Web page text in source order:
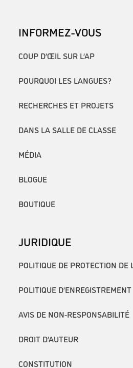
INFORMEZ-VOUS
COUP D’ŒIL SUR L’AP
POURQUOI LES LANGUES?
RECHERCHES ET PROJETS
DANS LA SALLE DE CLASSE
MÉDIA
BLOGUE
BOUTIQUE
JURIDIQUE
POLITIQUE DE PROTECTION DE
POLITIQUE D’ENREGISTREMENT
AVIS DE NON-RESPONSABILITÉ
DROIT D’AUTEUR
CONSTITUTION